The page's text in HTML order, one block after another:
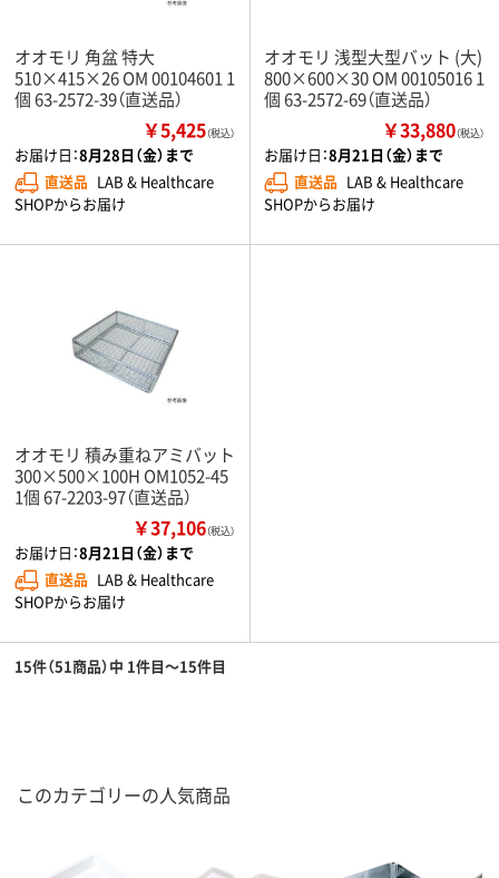
オオモリ 角盆 特大
510×415×26 OM 00104601 1
個 63-2572-39（直送品）
￥5,425（税込）
お届け日：8月28日（金）まで
直送品 LAB & Healthcare
SHOPからお届け
オオモリ 浅型大型バット (大)
800×600×30 OM 00105016 1
個 63-2572-69（直送品）
￥33,880（税込）
お届け日：8月21日（金）まで
直送品 LAB & Healthcare
SHOPからお届け
オオモリ 積み重ねアミバット
300×500×100H OM1052-45
1個 67-2203-97（直送品）
￥37,106（税込）
お届け日：8月21日（金）まで
直送品 LAB & Healthcare
SHOPからお届け
15件（51商品）中 1件目～15件目
このカテゴリーの人気商品